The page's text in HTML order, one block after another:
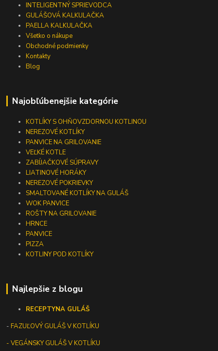
INTELIGENTNÝ SPRIEVODCA
GULÁŠOVÁ KALKULAČKA
PAELLA KALKULAČKA
Všetko o nákupe
Obchodné podmienky
Kontakty
Blog
Najobľúbenejšie kategórie
KOTLÍKY S OHŇOVZDORNOU KOTLINOU
NEREZOVÉ KOTLÍKY
PANVICE NA GRILOVANIE
VEĽKÉ KOTLE
ZABÍJAČKOVÉ SÚPRAVY
LIATINOVÉ HORÁKY
NEREZOVÉ POKRIEVKY
SMALTOVANÉ KOTLÍKY NA GULÁŠ
WOK PANVICE
ROŠTY NA GRILOVANIE
HRNCE
PANVICE
PIZZA
KOTLINY POD KOTLÍKY
Najlepšie z blogu
RECEPTYNA GULÁŠ
-FAZUĽOVÝ GULÁŠ V KOTLÍKU
- VEGÁNSKY GULÁŠ V KOTLÍKU